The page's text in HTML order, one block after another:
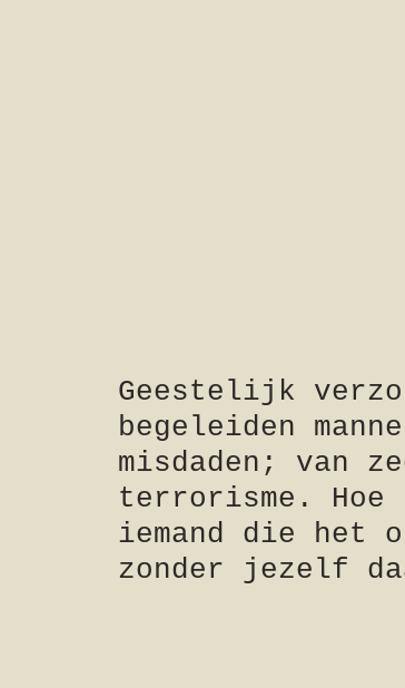
Geestelijk
begeleiden
misdaden; van
terrorisme.
iemand die het
zonder jezelf